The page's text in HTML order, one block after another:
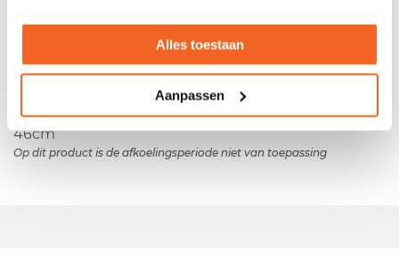
Alles toestaan
Aanpassen
- Transparant kunststof rug - Kunststof zitting -
- Kleur rug: transparant groen - Kleur zitting: oranje
- Zitbreedte: 38cm - Zitdiepte: 40cm - Zithoogte:
46cm
Op dit product is de afkoelingsperiode niet van toepassing